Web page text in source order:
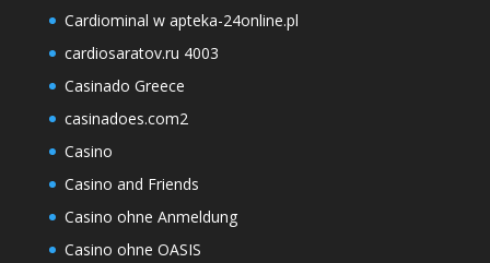
Cardiominal w apteka-24online.pl
cardiosaratov.ru 4003
Casinado Greece
casinadoes.com2
Casino
Casino and Friends
Casino ohne Anmeldung
Casino ohne OASIS